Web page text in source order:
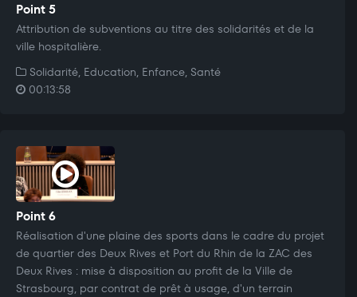
Point 5
Attribution de subventions au titre des solidarités et de la
ville hospitalière.
Solidarité, Education, Enfance, Santé
00:13:58
Point 6
Réalisation d'une plaine des sports dans le cadre du projet
de quartier des Deux Rives et Port du Rhin de la ZAC des
Deux Rives : mise à disposition au profit de la Ville de
Strasbourg, par contrat de prêt à usage, d'un terrain